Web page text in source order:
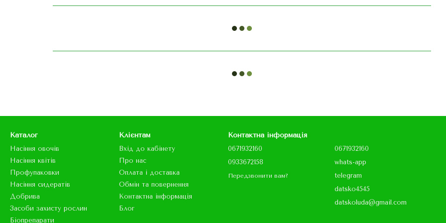
Каталог
Насіння овочів
Насіння квітів
Профупаковки
Насіння сидератів
Добрива
Засоби захисту рослин
Біопрепарати
Клієнтам
Вхід до кабінету
Про нас
Оплата і доставка
Обмін та повернення
Контактна інформація
Блог
Контактна інформація
0671932160
0933672158
Передзвонити вам?
0671932160
whats-app
telegram
datsko4545
datskoluda@gmail.com